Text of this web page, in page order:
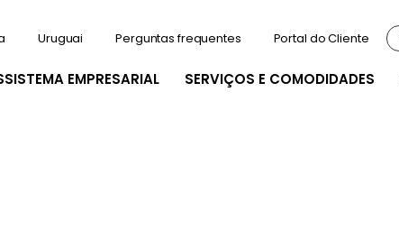
EMPRESARIAL SERVIÇOS E COMODIDADES
Uruguai Perguntas frequentes Portal do Cliente